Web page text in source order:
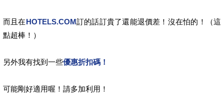
而且在 HOTELS.COM訂的話訂貴了還能退價差！沒在怕的！（這
點超棒！）
另外我有找到一些優惠折扣碼！
可能剛好適用喔！請多加利用！